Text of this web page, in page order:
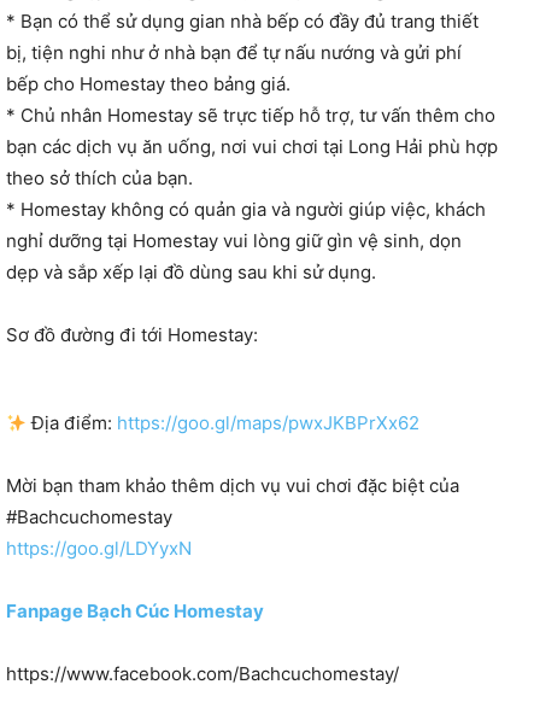
* Bạn có thể sử dụng gian nhà bếp có đầy đủ trang thiết
bị, tiện nghi như ở nhà bạn để tự nấu nướng và gửi phí
bếp cho Homestay theo bảng giá.
* Chủ nhân Homestay sẽ trực tiếp hỗ trợ, tư vấn thêm cho
bạn các dịch vụ ăn uống, nơi vui chơi tại Long Hải phù hợp
theo sở thích của bạn.
* Homestay không có quản gia và người giúp việc, khách
nghỉ dưỡng tại Homestay vui lòng giữ gìn vệ sinh, dọn
dẹp và sắp xếp lại đồ dùng sau khi sử dụng.
Sơ đồ đường đi tới Homestay:
Địa điểm: https://goo.gl/maps/pwxJKBPrXx62
Mời bạn tham khảo thêm dịch vụ vui chơi đặc biệt của
#Bachcuchomestay
https://goo.gl/LDYyxN
Fanpage Bạch Cúc Homestay
https://www.facebook.com/Bachcuchomestay/